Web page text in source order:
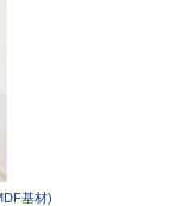
基材)